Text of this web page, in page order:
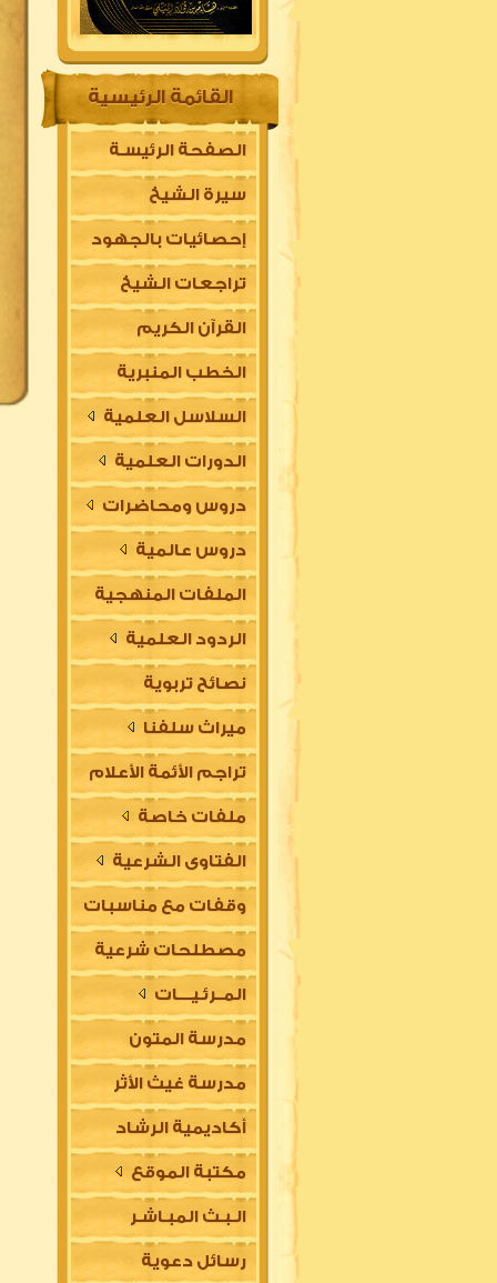
القائمة الرئيسية
الصفحة الرئيسـة
سيرة الشيخ
إحصائيات بالجهود
تراجعات الشيخ
القرآن الكريم
الخطب المنبرية
السلاسل العلمية
الدورات العلمية
دروس ومحاضرات
دروس عالمية
الملفات المنهجية
الردود العلمية
نصائح تربوية
ميراث سلفنا
تراجم الأئمة الأعلام
ملفات خاصة
الفتاوى الشرعية
وقفات مع مناسبات
مصطلحات شرعية
المــرئـيــــات
مدرسة المتون
العلمية
مدرسة غيث الأثر
السلفية
أكاديمية الرشاد
العلمية للتأسيس
في مقدمات العلوم
الشرعية (للتعليم
مكتبة الموقع
الـبـث المبـاشـر
رسائل دعوية